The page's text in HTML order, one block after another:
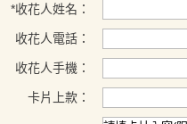
*收花人姓名：
收花人電話：
收花人手機：
卡片上款：